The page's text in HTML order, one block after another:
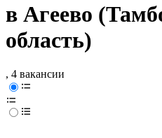
в Агеево
область)
, 4 вакансии